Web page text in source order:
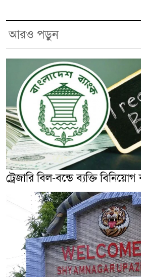
আরও পড়ুন
ট্রেজারি বিল-বন্ডে ব্যক্তি